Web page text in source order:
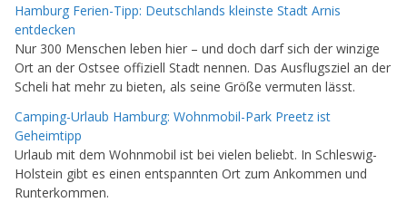
Hamburg Ferien-Tipp: Deutschlands kleinste Stadt Arnis
entdecken
Nur 300 Menschen leben hier – und doch darf sich der winzige
Ort an der Ostsee offiziell Stadt nennen. Das Ausflugsziel an der
Scheli hat mehr zu bieten, als seine Größe vermuten lässt.
Camping-Urlaub Hamburg: Wohnmobil-Park Preetz ist
Geheimtipp
Urlaub mit dem Wohnmobil ist bei vielen beliebt. In Schleswig-
Holstein gibt es einen entspannten Ort zum Ankommen und
Runterkommen.